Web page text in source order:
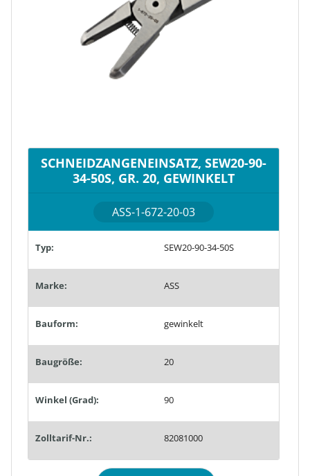
SCHNEIDZANGENEINSATZ, SEW20-90-
34-50S, GR. 20, GEWINKELT
ASS-1-672-20-03
Typ: SEW20-90-34-50S
Marke: ASS
Bauform: gewinkelt
Baugröße: 20
Winkel (Grad): 90
Zolltarif-Nr.: 82081000